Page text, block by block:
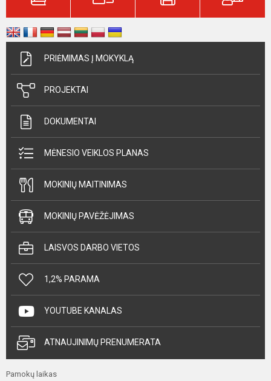
PRIĖMIMAS Į MOKYKLĄ
PROJEKTAI
DOKUMENTAI
MĖNESIO VEIKLOS PLANAS
MOKINIŲ MAITINIMAS
MOKINIŲ PAVĖŽĖJIMAS
LAISVOS DARBO VIETOS
1,2% PARAMA
YOUTUBE KANALAS
ATNAUJINIMŲ PRENUMERATA
Pamokų laikas